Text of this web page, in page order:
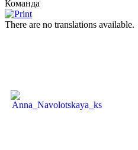
Команда
There are no translations available.